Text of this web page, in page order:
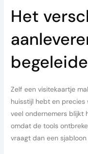
Het
Zelf een visitekaartje
huisstijl hebt en
veel ondernemers blijkt
omdat de tools
vraagt dan een sjabloon